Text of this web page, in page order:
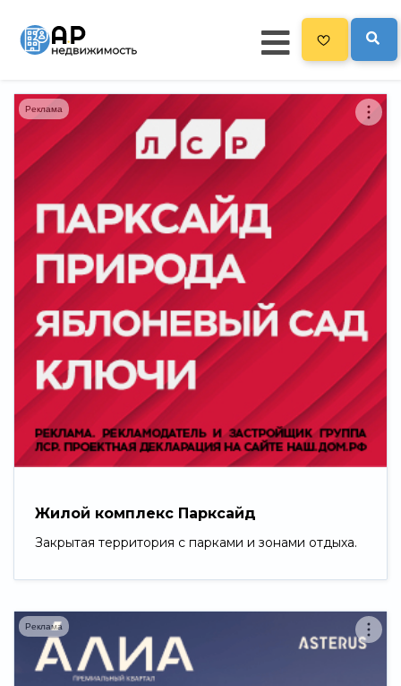
Главная
Все новостройки 3300
Новостройки на карте
Блог
Черный список ЖК
Рекламодателям
Политика конфиденциальности
Карта сайта
Жилой комплекс Парксайд
Закрытая территория с парками и зонами отдыха.
Реклама
Реклама